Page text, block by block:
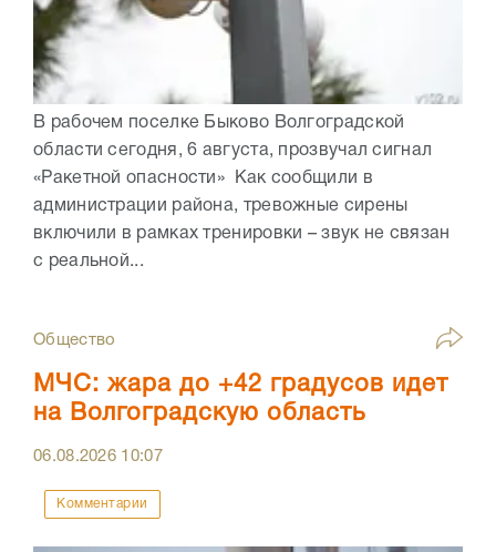
В рабочем поселке Быково Волгоградской
области сегодня, 6 августа, прозвучал сигнал
«Ракетной опасности» Как сообщили в
администрации района, тревожные сирены
включили в рамках тренировки – звук не связан
с реальной...
Общество
МЧС: жара до +42 градусов идет
на Волгоградскую область
06.08.2026 10:07
Комментарии